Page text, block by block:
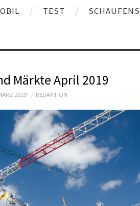
TEST
Märkte April 2019
2019 REDAKTION